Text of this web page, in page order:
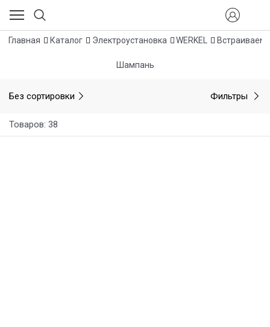
Главная Каталог Электроустановка WERKEL
Шампань
Без сортировки Фильтры
Товаров: 38